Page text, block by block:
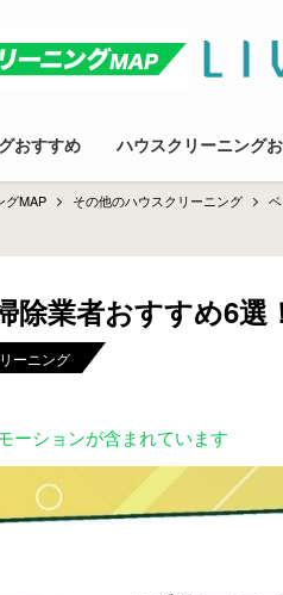
おすすめ ハウスクリーニング
グMAP その他のハウスクリーニング
除業者おすすめ6選
ーニング
ーションが含まれています